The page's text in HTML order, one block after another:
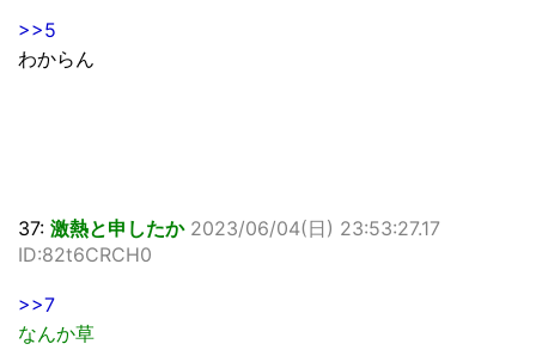
>>5
わからん
37: 激熱と申したか 2023/06/04(日) 23:53:27.17
ID:82t6CRCH0
>>7
なんか草